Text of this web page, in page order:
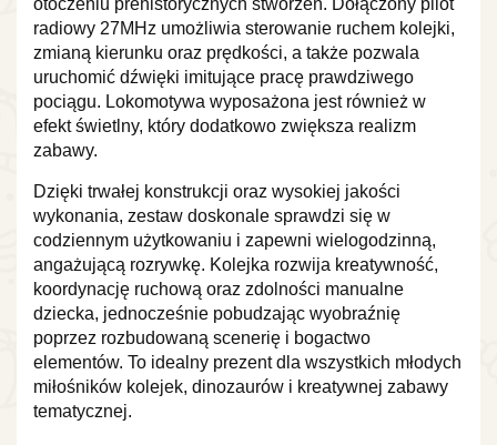
otoczeniu prehistorycznych stworzeń. Dołączony pilot
radiowy 27MHz umożliwia sterowanie ruchem kolejki,
zmianą kierunku oraz prędkości, a także pozwala
uruchomić dźwięki imitujące pracę prawdziwego
pociągu. Lokomotywa wyposażona jest również w
efekt świetlny, który dodatkowo zwiększa realizm
zabawy.
Dzięki trwałej konstrukcji oraz wysokiej jakości
wykonania, zestaw doskonale sprawdzi się w
codziennym użytkowaniu i zapewni wielogodzinną,
angażującą rozrywkę. Kolejka rozwija kreatywność,
koordynację ruchową oraz zdolności manualne
dziecka, jednocześnie pobudzając wyobraźnię
poprzez rozbudowaną scenerię i bogactwo
elementów. To idealny prezent dla wszystkich młodych
miłośników kolejek, dinozaurów i kreatywnej zabawy
tematycznej.